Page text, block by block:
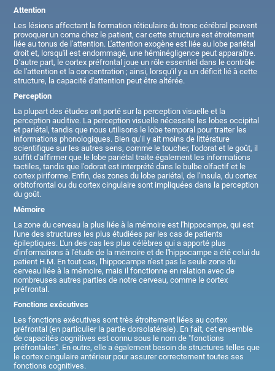
Attention
Les lésions affectant la formation réticulaire du tronc cérébral peuvent
provoquer un coma chez le patient, car cette structure est étroitement
liée au tonus de l'attention. L'attention exogène est liée au lobe pariétal
droit et, lorsqu'il est endommagé, une héminégligence peut apparaître.
D'autre part, le cortex préfrontal joue un rôle essentiel dans le contrôle
de l'attention et la concentration ; ainsi, lorsqu'il y a un déficit lié à cette
structure, la capacité d'attention peut être altérée.
Perception
La plupart des études ont porté sur la perception visuelle et la
perception auditive. La perception visuelle nécessite les lobes occipital
et pariétal, tandis que nous utilisons le lobe temporal pour traiter les
informations phonologiques. Bien qu'il y ait moins de littérature
scientifique sur les autres sens, comme le toucher, l'odorat et le goût, il
suffit d'affirmer que le lobe pariétal traite également les informations
tactiles, tandis que l'odorat est interprété dans le bulbe olfactif et le
cortex piriforme. Enfin, des zones du lobe pariétal, de l'insula, du cortex
orbitofrontal ou du cortex cingulaire sont impliquées dans la perception
du goût.
Mémoire
La zone du cerveau la plus liée à la mémoire est l'hippocampe, qui est
l'une des structures les plus étudiées par les cas de patients
épileptiques. L'un des cas les plus célèbres qui a apporté plus
d'informations à l'étude de la mémoire et de l'hippocampe a été celui du
patient H.M. En tout cas, l'hippocampe n'est pas la seule zone du
cerveau liée à la mémoire, mais il fonctionne en relation avec de
nombreuses autres parties de notre cerveau, comme le cortex
préfrontal.
Fonctions exécutives
Les fonctions exécutives sont très étroitement liées au cortex
préfrontal (en particulier la partie dorsolatérale). En fait, cet ensemble
de capacités cognitives est connu sous le nom de "fonctions
préfrontales". En outre, elle a également besoin de structures telles que
le cortex cingulaire antérieur pour assurer correctement toutes ses
fonctions cognitives.